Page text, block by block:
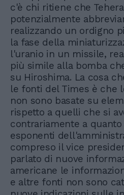
c'è chi ritiene che
potenzialmente
realizzando un ordigno
la fase della
l'uranio in un missile,
più simile alla bomba
su Hiroshima. La cosa
le fonti del Times è che
non sono basate su
rispetto a quelli che si
contrariamente a
esponenti
compreso il vice
parlato di nuove
americane le
e altre fonti non sono